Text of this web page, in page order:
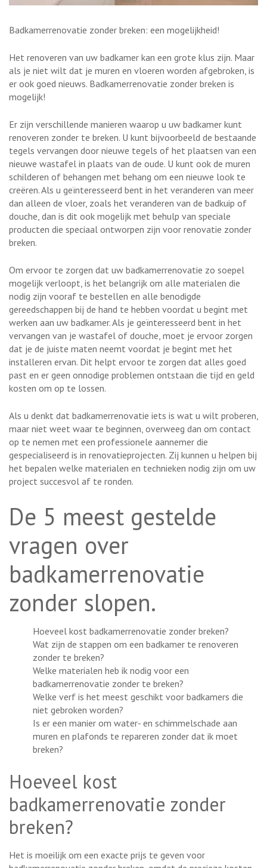
Badkamerrenovatie zonder breken: een mogelijkheid!
Het renoveren van uw badkamer kan een grote klus zijn. Maar
als je niet wilt dat je muren en vloeren worden afgebroken, is
er ook goed nieuws. Badkamerrenovatie zonder breken is
mogelijk!
Er zijn verschillende manieren waarop u uw badkamer kunt
renoveren zonder te breken. U kunt bijvoorbeeld de bestaande
tegels vervangen door nieuwe tegels of het plaatsen van een
nieuwe wastafel in plaats van de oude. U kunt ook de muren
schilderen of behangen met behang om een ​​nieuwe look te
creëren. Als u geïnteresseerd bent in het veranderen van meer
dan alleen de vloer, zoals het veranderen van de badkuip of
douche, dan is dit ook mogelijk met behulp van speciale
producten die speciaal ontworpen zijn voor renovatie zonder
breken.
Om ervoor te zorgen dat uw badkamerrenovatie zo soepel
mogelijk verloopt, is het belangrijk om alle materialen die
nodig zijn vooraf te bestellen en alle benodigde
gereedschappen bij de hand te hebben voordat u begint met
werken aan uw badkamer. Als je geïnteresseerd bent in het
vervangen van je wastafel of douche, moet je ervoor zorgen
dat je de juiste maten neemt voordat je begint met het
installeren ervan. Dit helpt ervoor te zorgen dat alles goed
past en er geen onnodige problemen ontstaan ​​die tijd en geld
kosten om op te lossen.
Als u denkt dat badkamerrenovatie iets is wat u wilt proberen,
maar niet weet waar te beginnen, overweeg dan om contact
op te nemen met een professionele aannemer die
gespecialiseerd is in renovatieprojecten. Zij kunnen u helpen bij
het bepalen welke materialen en technieken nodig zijn om uw
project succesvol af te ronden.
De 5 meest gestelde
vragen over
badkamerrenovatie
zonder slopen.
Hoeveel kost badkamerrenovatie zonder breken?
Wat zijn de stappen om een badkamer te renoveren
zonder te breken?
Welke materialen heb ik nodig voor een
badkamerrenovatie zonder te breken?
Welke verf is het meest geschikt voor badkamers die
niet gebroken worden?
Is er een manier om water- en schimmelschade aan
muren en plafonds te repareren zonder dat ik moet
breken?
Hoeveel kost
badkamerrenovatie zonder
breken?
Het is moeilijk om een exacte prijs te geven voor